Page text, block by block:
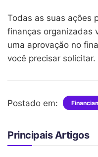
Todas as suas ações
finanças organizadas
uma aprovação no
você precisar solicitar.
Postado em:
Principais Artigos